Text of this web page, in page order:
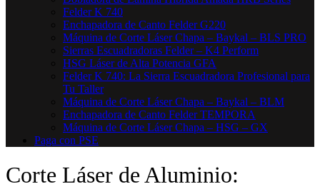
Felder K 740
Enchapadora de Canto Felder G220
Máquina de Corte Láser Chapa – Baykal – BLS PRO
Sierras Escuadradoras Felder – K4 Perform
HSG Láser de Alta Potencia GFA
Felder K 740: La Sierra Escuadradora Profesional para
Tu Taller
Máquina de Corte Láser Chapa – Baykal – BLM
Enchapadora de Canto Felder TEMPORA
Máquina de Corte Láser Chapa – HSG – GX
Paga con PSE
Corte Láser de Aluminio: